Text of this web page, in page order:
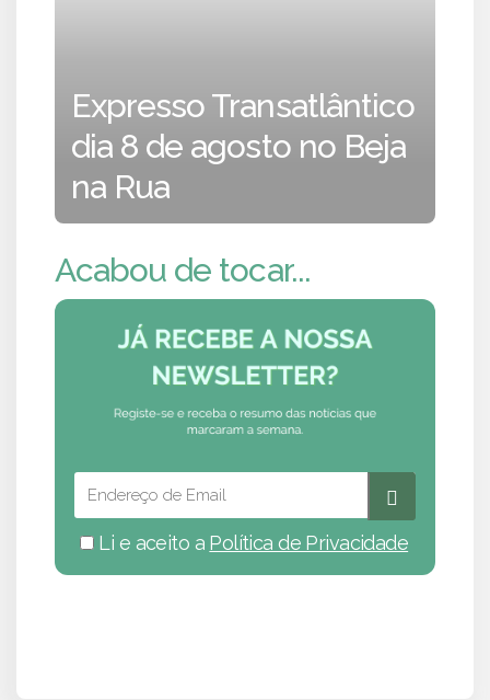
Expresso Transatlântico
dia 8 de agosto no Beja
na Rua
Acabou de tocar...
Li e aceito a Política de Privacidade